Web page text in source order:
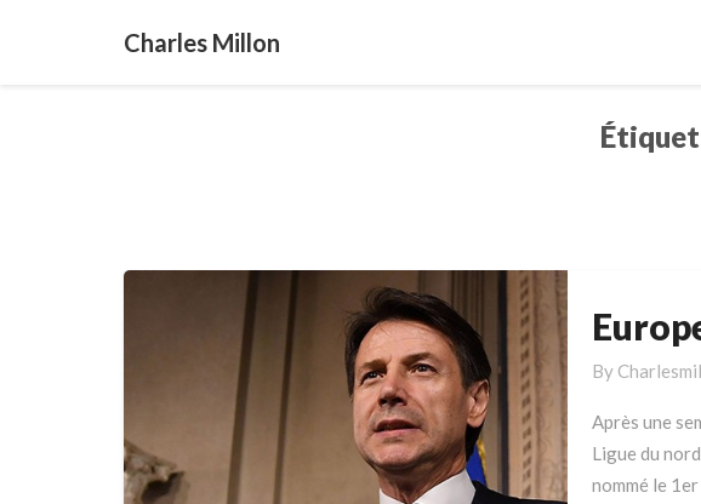
Charles Millon
Europe
les
leçons
de
l’Italie
By
Après une
Ligue du
nommé le